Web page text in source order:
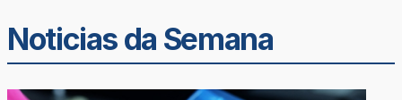
Noticias da Semana